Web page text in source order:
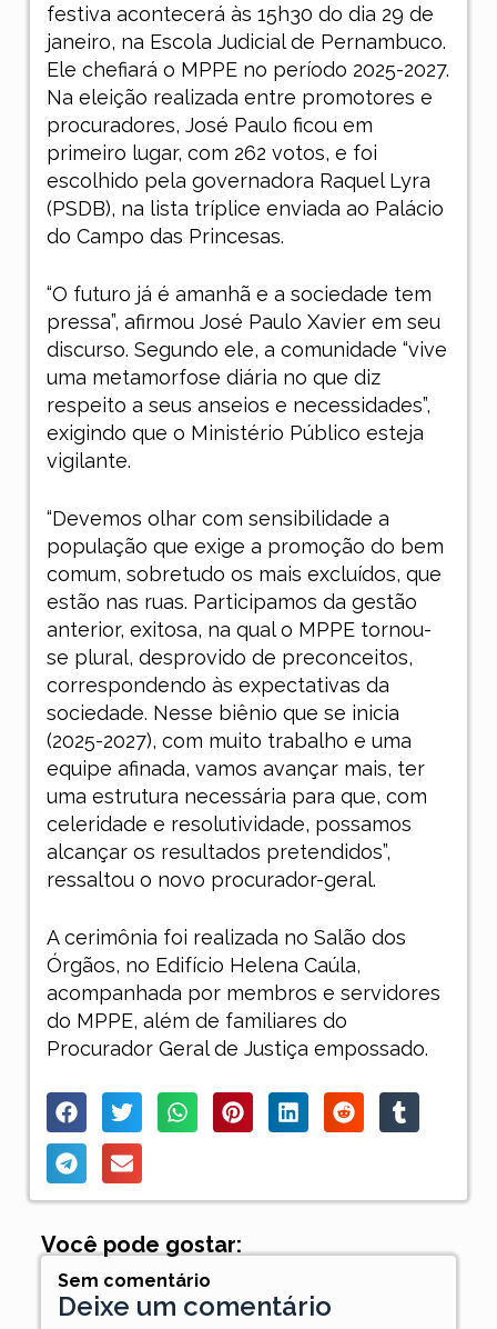
festiva acontecerá às 15h30 do dia 29 de
janeiro, na Escola Judicial de Pernambuco.
Ele chefiará o MPPE no período 2025-2027.
Na eleição realizada entre promotores e
procuradores, José Paulo ficou em
primeiro lugar, com 262 votos, e foi
escolhido pela governadora Raquel Lyra
(PSDB), na lista tríplice enviada ao Palácio
do Campo das Princesas.
“O futuro já é amanhã e a sociedade tem
pressa”, afirmou José Paulo Xavier em seu
discurso. Segundo ele, a comunidade “vive
uma metamorfose diária no que diz
respeito a seus anseios e necessidades”,
exigindo que o Ministério Público esteja
vigilante.
“Devemos olhar com sensibilidade a
população que exige a promoção do bem
comum, sobretudo os mais excluídos, que
estão nas ruas. Participamos da gestão
anterior, exitosa, na qual o MPPE tornou-
se plural, desprovido de preconceitos,
correspondendo às expectativas da
sociedade. Nesse biênio que se inicia
(2025-2027), com muito trabalho e uma
equipe afinada, vamos avançar mais, ter
uma estrutura necessária para que, com
celeridade e resolutividade, possamos
alcançar os resultados pretendidos”,
ressaltou o novo procurador-geral.
A cerimônia foi realizada no Salão dos
Órgãos, no Edifício Helena Caúla,
acompanhada por membros e servidores
do MPPE, além de familiares do
Procurador Geral de Justiça empossado.
Você pode gostar:
Sem comentário
Deixe um comentário